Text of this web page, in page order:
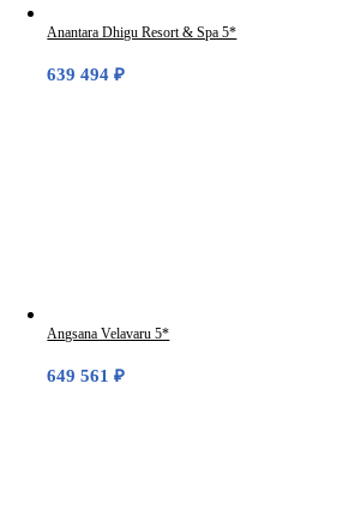
Anantara Dhigu Resort & Spa 5*
639 494₽
Angsana Velavaru 5*
649 561₽